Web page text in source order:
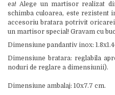
ea! Alege un martisor realizat
schimba culoarea, este rezistent
accesoriu bratara potrivit
un martisor special! Gravam cu
Dimensiune pandantiv inox:
Dimensiune bratara: reglabila
noduri de reglare a dimensiunii).
Dimensiune ambalaj: 10x7.7 cm.